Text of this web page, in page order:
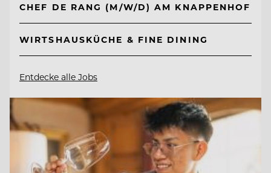
CHEF DE RANG (M/W/D) AM KNAPPENHOF
WIRTSHAUSKÜCHE & FINE DINING
Entdecke alle Jobs